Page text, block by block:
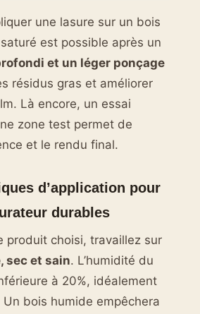
une lasure sur un bois
est possible après un
et un léger ponçage
résidus gras et améliorer
Là encore, un essai
zone test permet de
et le rendu final.
d’application pour
durables
produit choisi, travaillez sur
sec et sain. L’humidité du
à 20%, idéalement
Un bois humide empêchera